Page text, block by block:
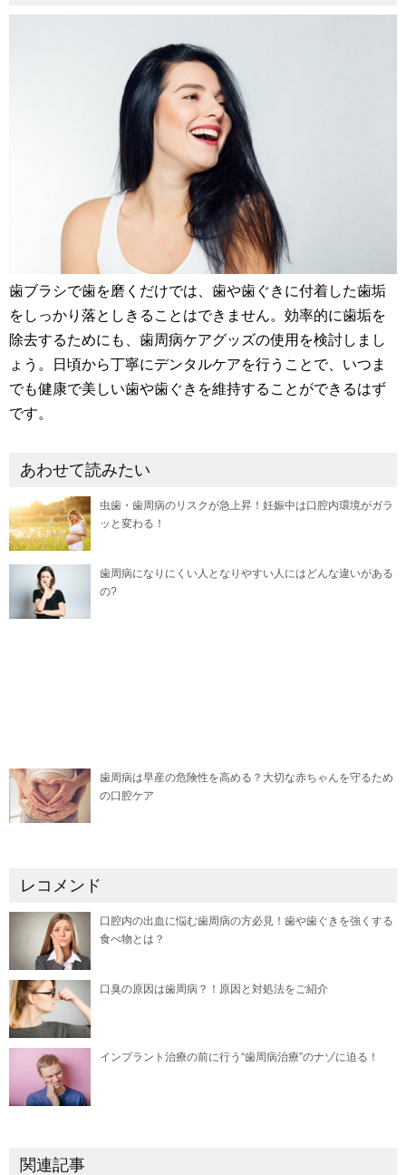
歯ブラシで歯を磨くだけでは、歯や歯ぐきに付着した歯垢
をしっかり落としきることはできません。効率的に歯垢を
除去するためにも、歯周病ケアグッズの使用を検討しまし
ょう。日頃から丁寧にデンタルケアを行うことで、いつま
でも健康で美しい歯や歯ぐきを維持することができるはず
です。
あわせて読みたい
虫歯・歯周病のリスクが急上昇！妊娠中は口腔内環境がガラ
ッと変わる！
歯周病になりにくい人となりやすい人にはどんな違いがある
の?
歯周病は早産の危険性を高める？大切な赤ちゃんを守るため
の口腔ケア
レコメンド
口腔内の出血に悩む歯周病の方必見！歯や歯ぐきを強くする
食べ物とは？
口臭の原因は歯周病？！原因と対処法をご紹介
インプラント治療の前に行う“歯周病治療”のナゾに迫る！
関連記事